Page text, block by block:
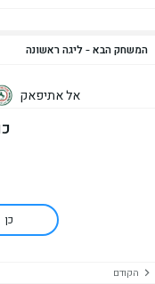
המשחק הבא - ליגה ראשונה
אל אתיפאק
כן
הקודם